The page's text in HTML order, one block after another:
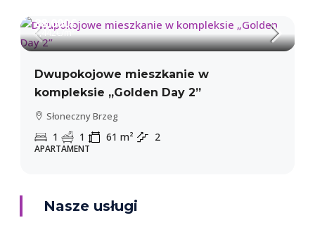
88,000€
1,442€ /m²
Dwupokojowe mieszkanie w
kompleksie „Golden Day 2”
Słoneczny Brzeg
1 1 61 m² 2
APARTAMENT
Nasze usługi